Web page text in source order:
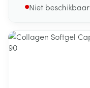
Niet beschikbaar